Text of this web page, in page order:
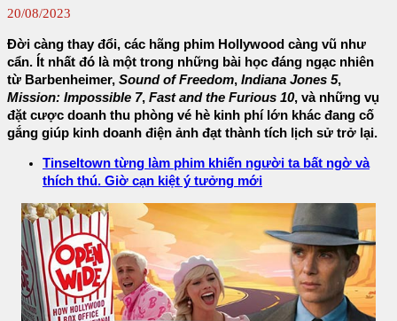
20/08/2023
Đời càng thay đổi, các hãng phim Hollywood càng vũ như
cẩn. Ít nhất đó là một trong những bài học đáng ngạc nhiên
từ Barbenheimer, Sound of Freedom, Indiana Jones 5,
Mission: Impossible 7, Fast and the Furious 10, và những vụ
đặt cược doanh thu phòng vé hè kinh phí lớn khác đang cố
gắng giúp kinh doanh điện ảnh đạt thành tích lịch sử trở lại.
Tinseltown từng làm phim khiến người ta bất ngờ và
thích thú. Giờ cạn kiệt ý tưởng mới